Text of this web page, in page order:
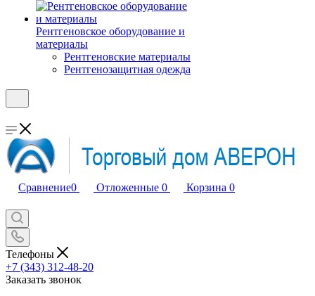
Рентгеновское оборудование и
материалы
Рентгеновские материалы
Рентгенозащитная одежда
Сравнение0 Отложенные 0 Корзина 0
Телефоны
+7 (343) 312-48-20
Заказать звонок